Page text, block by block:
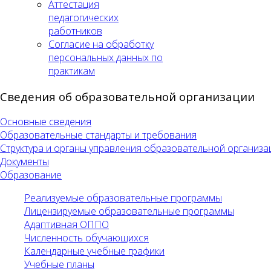
Аттестация
педагогических
работников
Согласие на обработку
персональных данных по
практикам
Сведения об образовательной организации
Основные сведения
Образовательные стандарты и требования
Структура и органы управления образовательной
Документы
Образование
Реализуемые образовательные программы
Лицензируемые образовательные программы
Адаптивная ОППО
Численность обучающихся
Календарные учебные графики
Учебные планы